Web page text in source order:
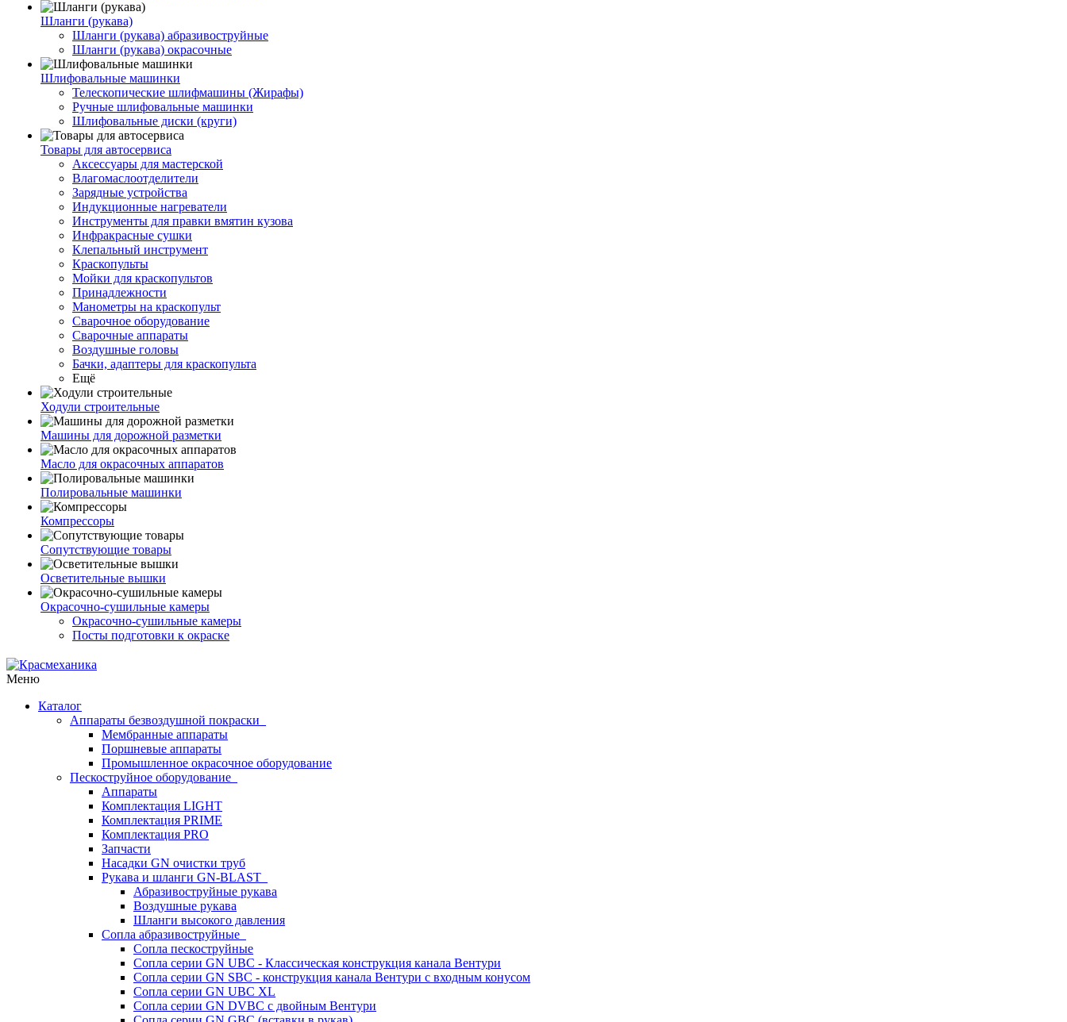
Шланги (рукава)
Шланги (рукава) абразивоструйные
Шланги (рукава) окрасочные
Шлифовальные машинки
Телескопические шлифмашины (Жирафы)
Ручные шлифовальные машинки
Шлифовальные диски (круги)
Товары для автосервиса
Аксессуары для мастерской
Влагомаслоотделители
Зарядные устройства
Индукционные нагреватели
Инструменты для правки вмятин кузова
Инфракрасные сушки
Клепальный инструмент
Краскопульты
Мойки для краскопультов
Принадлежности
Манометры на краскопульт
Сварочное оборудование
Сварочные аппараты
Воздушные головы
Бачки, адаптеры для краскопульта
Ещё
Ходули строительные
Машины для дорожной разметки
Масло для окрасочных аппаратов
Полировальные машинки
Компрессоры
Сопутствующие товары
Осветительные вышки
Окрасочно-сушильные камеры
Окрасочно-сушильные камеры
Посты подготовки к окраске
Меню
Каталог
Аппараты безвоздушной покраски
Мембранные аппараты
Поршневые аппараты
Промышленное окрасочное оборудование
Пескоструйное оборудование
Аппараты
Комплектация LIGHT
Комплектация PRIME
Комплектация PRO
Запчасти
Насадки GN очистки труб
Рукава и шланги GN-BLAST
Абразивоструйные рукава
Воздушные рукава
Шланги высокого давления
Сопла абразивоструйные
Сопла пескоструйные
Сопла серии GN UBC - Классическая конструкция канала Вентури
Сопла серии GN SBC - конструкция канала Вентури c входным конусом
Сопла серии GN UBC XL
Сопла серии GN DVBC с двойным Вентури